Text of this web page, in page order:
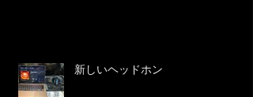
新しいヘッドホン